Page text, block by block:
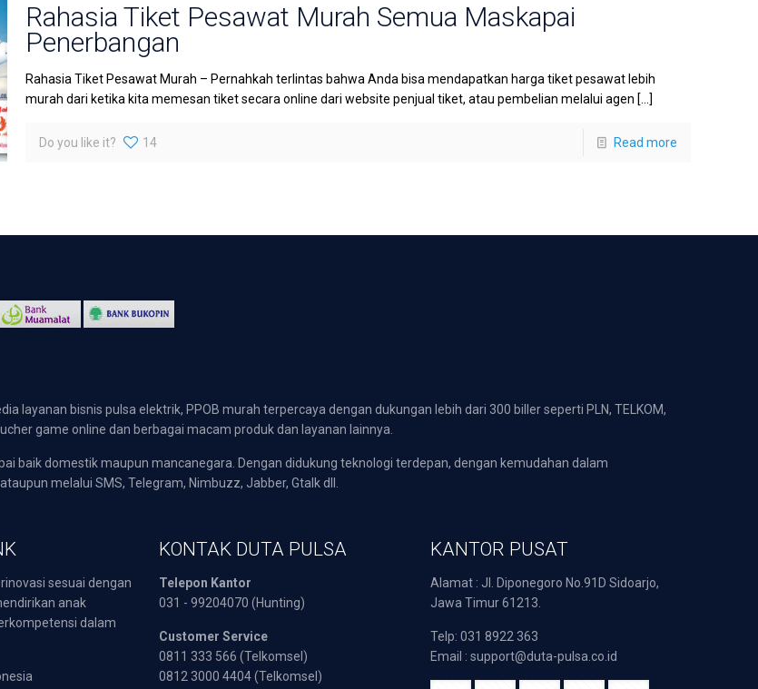
Rahasia Tiket Pesawat Murah Semua Maskapai
Penerbangan
Rahasia Tiket Pesawat Murah – Pernahkah terlintas bahwa Anda bisa mendapatkan harga tiket pesawat lebih
murah dari ketika kita memesan tiket secara online dari website penjual tiket, atau pembelian melalui agen […]
Do you like it? 14 Read more
layanan bisnis pulsa elektrik, PPOB murah terpercaya dengan dukungan lebih dari 300 biller seperti PLN, TELKOM,
game online dan berbagai macam produk dan layanan lainnya.
baik domestik maupun mancanegara. Dengan didukung teknologi terdepan, dengan kemudahan dalam
melalui SMS, Telegram, Nimbuzz, Jabber, Gtalk dll.
sesuai dengan
anak
dalam
KONTAK DUTA PULSA
Telepon Kantor
031 - 99204070 (Hunting)
Customer Service
0811 333 566 (Telkomsel)
0812 3000 4404 (Telkomsel)
KANTOR PUSAT
Alamat : Jl. Diponegoro No.91D Sidoarjo,
Jawa Timur 61213.
Telp: 031 8922 363
Email : support@duta-pulsa.co.id